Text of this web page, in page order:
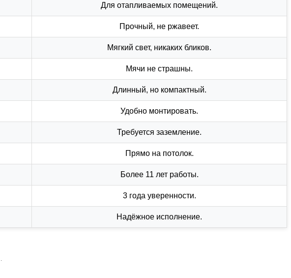
Для отапливаемых помещений.
Прочный, не ржавеет.
Мягкий свет, никаких бликов.
Мячи не страшны.
Длинный, но компактный.
Удобно монтировать.
Требуется заземление.
Прямо на потолок.
Более 11 лет работы.
3 года уверенности.
Надёжное исполнение.